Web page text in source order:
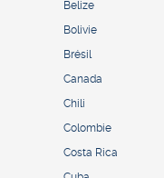
Belize
Bolivie
Brésil
Canada
Chili
Colombie
Costa Rica